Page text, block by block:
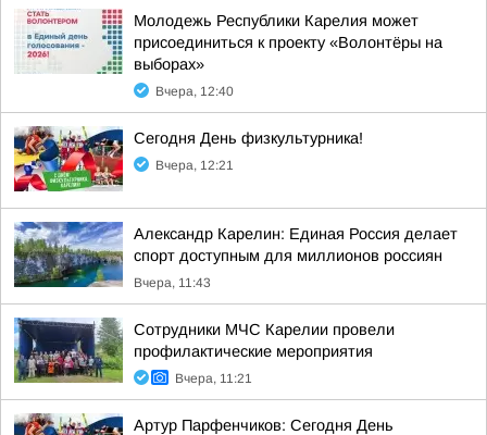
Молодежь Республики Карелия может
присоединиться к проекту «Волонтёры на
выборах»
Вчера, 12:40
Сегодня День физкультурника!
Вчера, 12:21
Александр Карелин: Единая Россия делает
спорт доступным для миллионов россиян
Вчера, 11:43
Сотрудники МЧС Карелии провели
профилактические мероприятия
Вчера, 11:21
Артур Парфенчиков: Сегодня День